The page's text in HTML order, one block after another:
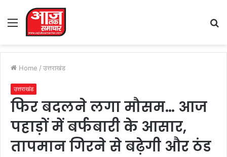
Menu
Home / उत्तराखंड
उत्तराखंड
फिर बदलने लगा मौसम… आज
पहाड़ों में बर्फबारी के आसार,
तापमान गिरने से बढ़ेगी और ठंड